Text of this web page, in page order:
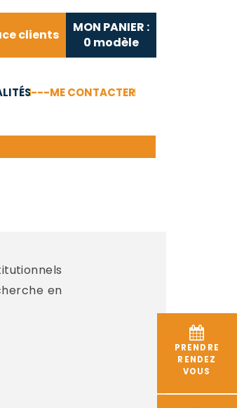
clients
MON PANIER :
0 modèle
---ME CONTACTER
PRENDRE
RENDEZ
VOUS
en